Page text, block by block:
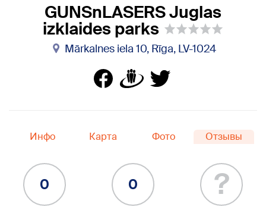
GUNSnLASERS Juglas
izklaides parks
Mārkalnes iela 10, Rīga, LV-1024
Инфо Карта Фото Отзывы
0 0 ?